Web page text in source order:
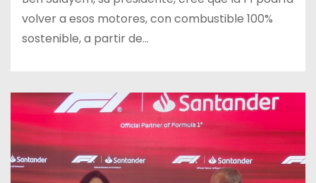
volver a esos motores, con combustible 100%
sostenible, a partir de…